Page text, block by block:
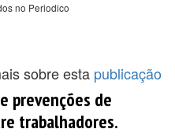
no Periodico
sobre esta publicação
prevenções de
trabalhadores.